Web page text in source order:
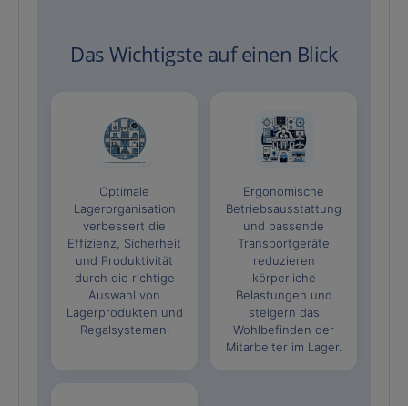
Das Wichtigste auf einen Blick
Optimale
Lagerorganisation
verbessert die
Effizienz, Sicherheit
und Produktivität
durch die richtige
Auswahl von
Lagerprodukten und
Regalsystemen.
Ergonomische
Betriebsausstattung
und passende
Transportgeräte
reduzieren
körperliche
Belastungen und
steigern das
Wohlbefinden der
Mitarbeiter im Lager.